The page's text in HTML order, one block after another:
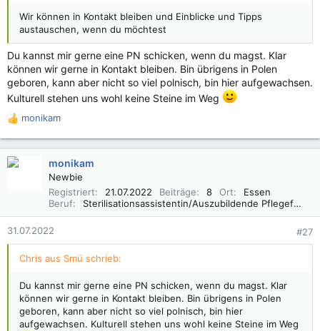
Wir können in Kontakt bleiben und Einblicke und Tipps
austauschen, wenn du möchtest
Du kannst mir gerne eine PN schicken, wenn du magst. Klar
können wir gerne in Kontakt bleiben. Bin übrigens in Polen
geboren, kann aber nicht so viel polnisch, bin hier aufgewachsen.
Kulturell stehen uns wohl keine Steine im Weg
R
e
a
k
e
monikam
monikam
Newbie
Registriert
21.07.2022 Beiträge 8 Ort
Essen
Beruf
Sterilisationsassistentin/Auszubildende Pflegefachfrau
31.07.2022 #27
Chris aus Smü schrieb:
Du kannst mir gerne eine PN schicken, wenn du magst. Klar
können wir gerne in Kontakt bleiben. Bin übrigens in Polen
geboren, kann aber nicht so viel polnisch, bin hier
aufgewachsen. Kulturell stehen uns wohl keine Steine im Weg